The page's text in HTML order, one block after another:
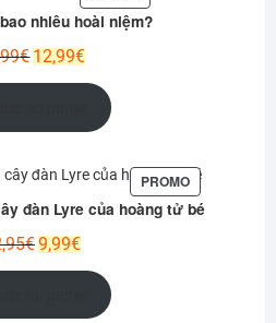
EN
PROMOTION
nhiêu hoài niệm?
€Le
12,99€Le
actuel
est :
PROMOPRODUIT
EN
PROMOTION
đàn Lyre của hoàng tử bé
€Le
9,99€Le
actuel
est :